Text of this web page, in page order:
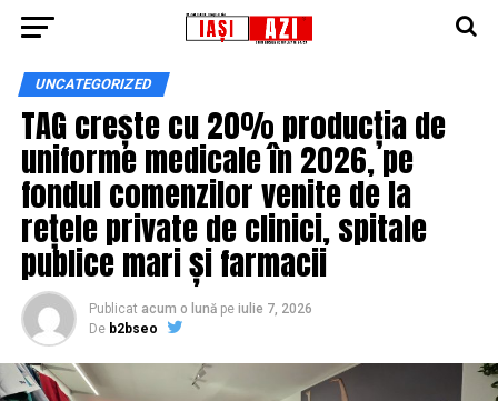
UNCATEGORIZED
TAG crește cu 20% producția de
uniforme medicale în 2026, pe
fondul comenzilor venite de la
rețele private de clinici, spitale
publice mari și farmacii
Publicat acum o lună pe iulie 7, 2026
De b2bseo